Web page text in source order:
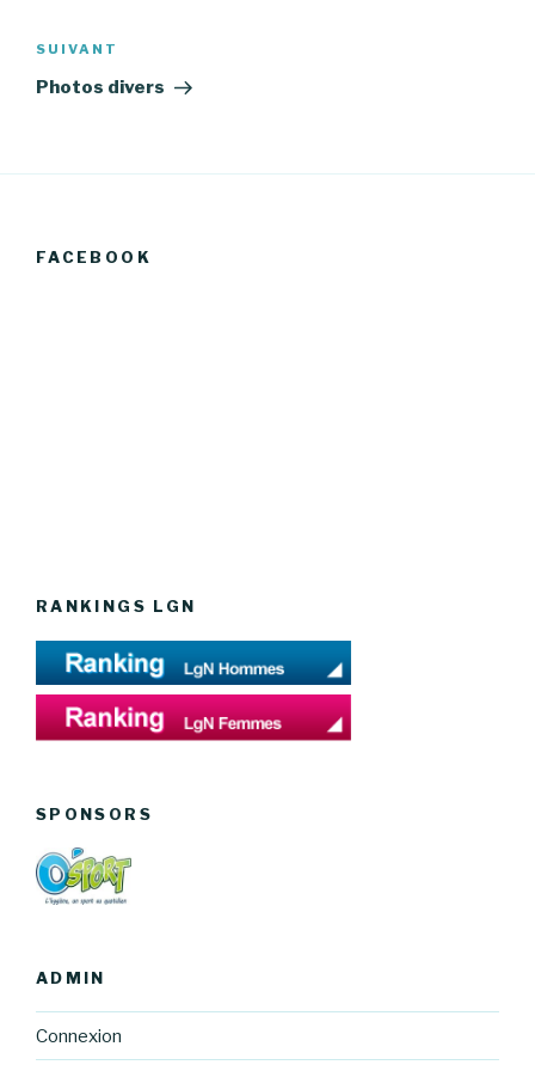
de
l’article
Article
suivant
SUIVANT
Photos divers
FACEBOOK
RANKINGS LGN
SPONSORS
ADMIN
Connexion